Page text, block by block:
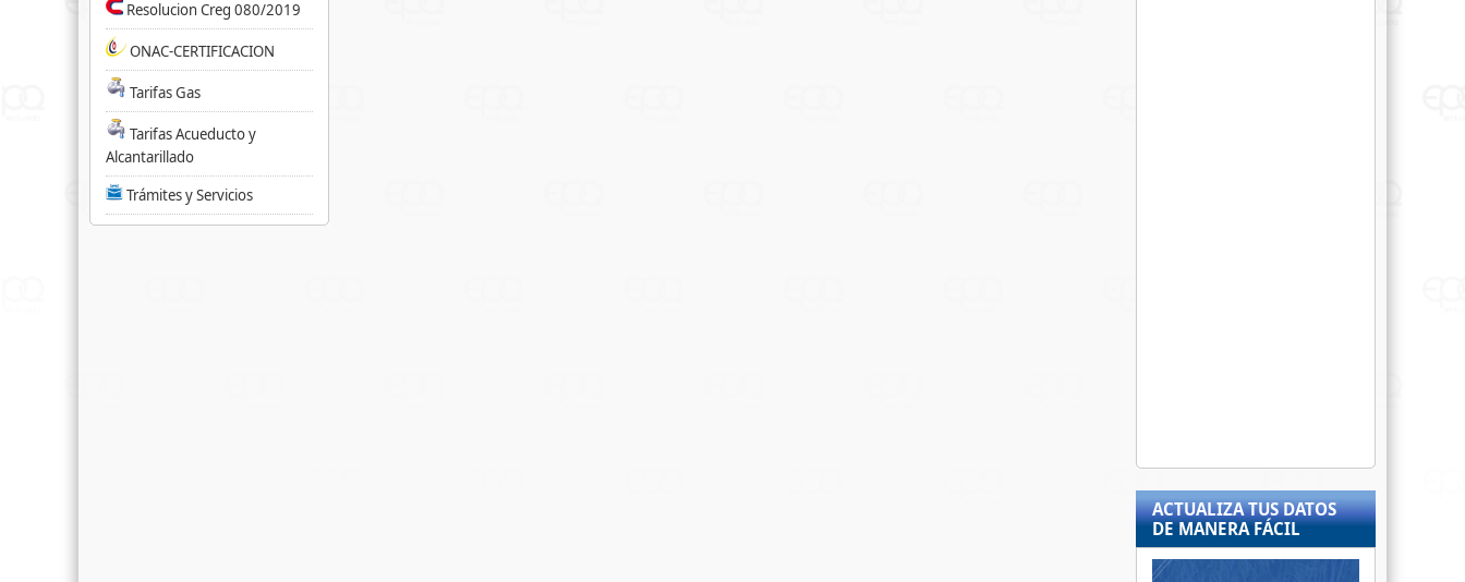
Resolucion Creg 080/2019
ONAC-CERTIFICACION
Tarifas Gas
Tarifas Acueducto y
Alcantarillado
Trámites y Servicios
ACTUALIZA TUS DATOS
DE MANERA FÁCIL